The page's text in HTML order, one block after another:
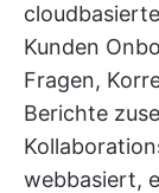
Kunden
Fragen,
Berichte
webbasiert,